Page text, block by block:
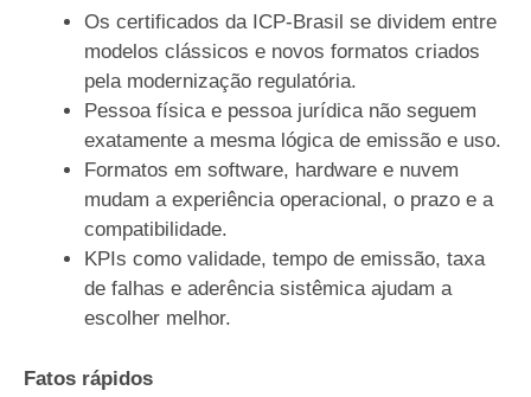
Os certificados da ICP-Brasil se dividem entre
modelos clássicos e novos formatos criados
pela modernização regulatória.
Pessoa física e pessoa jurídica não seguem
exatamente a mesma lógica de emissão e uso.
Formatos em software, hardware e nuvem
mudam a experiência operacional, o prazo e a
compatibilidade.
KPIs como validade, tempo de emissão, taxa
de falhas e aderência sistêmica ajudam a
escolher melhor.
Fatos rápidos